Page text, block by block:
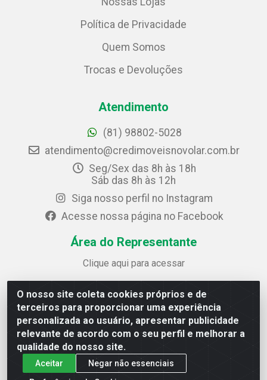
O nosso site coleta cookies próprios e de
terceiros para proporcionar uma experiência
personalizada ao usuário, apresentar publicidade
relevante de acordo com o seu perfil e melhorar a
qualidade do nosso site.
Aceitar
Negar não essenciais
Política de Privacidade
Quem Somos
Trocas e Devoluções
Atendimento
(81) 98802-5028
atendimento@credimoveisnovolar.com.br
Seg/Sex das 8h às 18h
Sáb das 8h às 12h
Siga nosso perfil no Instagram
Acesse nossa página no Facebook
Área do Representante
Clique aqui para acessar
Credimóveis Novolar Ltda
Rua José Alves Bezerra, 430 - Prazeres - Jaboatão dos
Guararapes / PE - CEP 54.325-610
CNPJ: 09.930.165/0013-70